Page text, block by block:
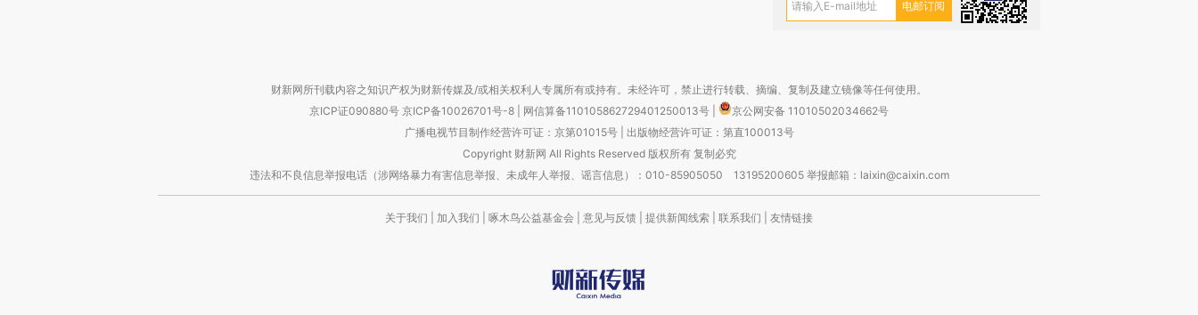
财新网所刊载内容之知识产权为财新传媒及/或相关权利人专属所有或持有。未经许可，禁止进行转载、摘编、复制及建立镜像等任何使用。
京ICP证090880号 京ICP备10026701号-8 网信算备110105862729401250013号
京公网安备 11010502034662号
广播电视节目制作经营许可证：京第01015号| 出版物经营许可证：第直100013号
Copyright 财新网 All Rights Reserved 版权所有 复制必究
违法和不良信息举报电话（涉网络暴力有害信息举报、未成年人举报、谣言信息）：010-85905050 13195200605 举报邮箱：laixin@caixin.com
关于我们 加入我们 啄木鸟公益基金会 意见与反馈 提供新闻线索 联系我们 友情链接